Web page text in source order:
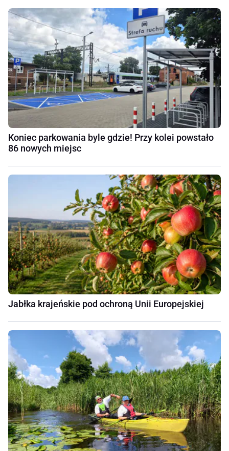
Koniec parkowania byle gdzie! Przy kolei powstało
86 nowych miejsc
Jabłka krajeńskie pod ochroną Unii Europejskiej